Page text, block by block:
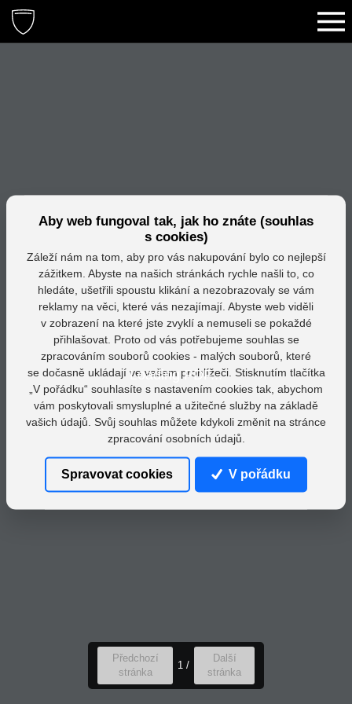
Loading PDF...
Předchozí
stránka
1 /
Další
stránka
Aby web fungoval tak, jak ho znáte (souhlas
s cookies)
Záleží nám na tom, aby pro vás nakupování bylo co nejlepší
zážitkem. Abyste na našich stránkách rychle našli to, co
hledáte, ušetřili spoustu klikání a nezobrazovaly se vám
reklamy na věci, které vás nezajímají. Abyste web viděli
v zobrazení na které jste zvyklí a nemuseli se pokaždé
přihlašovat. Proto od vás potřebujeme souhlas se
zpracováním souborů cookies - malých souborů, které
se dočasně ukládají ve vašem prohlížeči. Stisknutím tlačítka
„V pořádku“ souhlasíte s nastavením cookies tak, abychom
vám poskytovali smysluplné a užitečné služby na základě
vašich údajů. Svůj souhlas můžete kdykoli změnit na stránce
zpracování osobních údajů.
Spravovat cookies V pořádku